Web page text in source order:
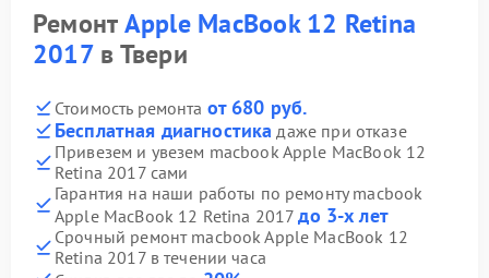
РемонтApple MacBook 12 Retina
2017в Твери
Стоимость ремонта от 680 руб.
Бесплатная диагностика даже при отказе
Привезем и увезем macbook Apple MacBook 12
Retina 2017 сами
Гарантия на наши работы по ремонту macbook
Apple MacBook 12 Retina 2017до 3-х лет
Срочный ремонт macbook Apple MacBook 12
Retina 2017 в течении часа